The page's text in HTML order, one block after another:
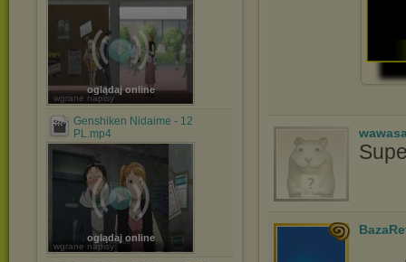
oglądaj online
wgrane napisy
Genshiken Nidaime - 12
PL.mp4
oglądaj online
wgrane napisy